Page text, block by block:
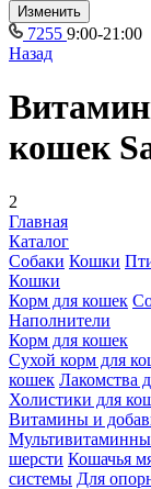
Изменить
7255 9:00-21:00
Назад
кошек
2
Главная
Каталог
Собаки Кошки
Кошки
Корм для кошек
Наполнители
Корм для кошек
Сухой корм для
кошек Лакомства
Холистики для
Витамины и
шерсти Кошачья
системы Для